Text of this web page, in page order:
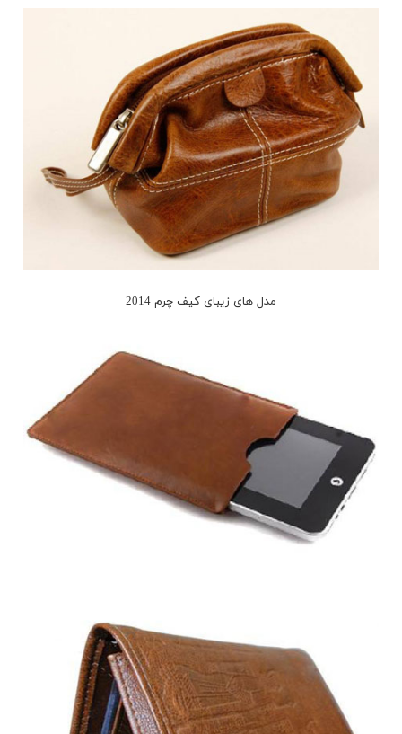
مدل های زیبای کیف چرم 2014